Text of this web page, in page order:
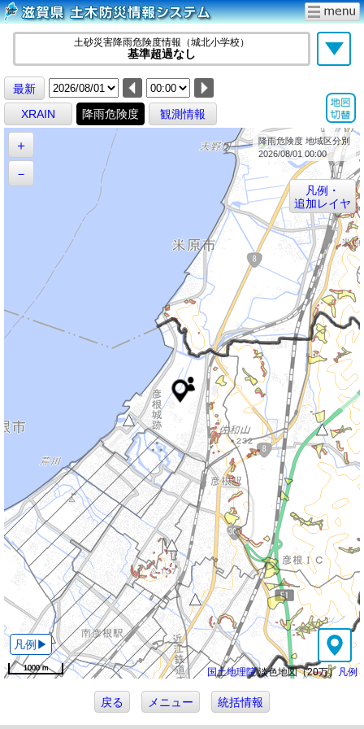
土砂災害降雨危険度情報（城北小学校）
基準超過なし
最新
XRAIN
降雨危険度 観測情報
1000 m
1000 m 国土地理院淡色地図（20万） 凡例
＋
－
降雨危険度 地域区分別
2026/08/01 00:00
凡例・
追加レイヤ
戻る メニュー 統括情報